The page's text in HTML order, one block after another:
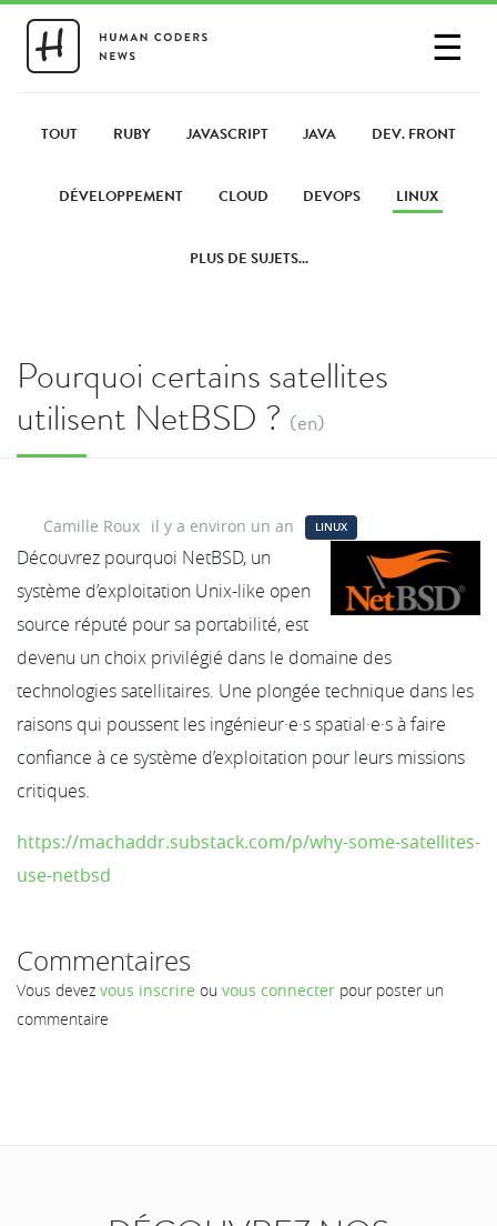
☰
PARTAGER UN LIEN
TOUT RUBY JAVASCRIPT JAVA DEV. FRONT
DÉVELOPPEMENT CLOUD DEVOPS LINUX
PLUS DE SUJETS...
Pourquoi certains satellites
utilisent NetBSD ? (en)
Camille Roux il y a environ un an LINUX
Découvrez pourquoi NetBSD, un
système d’exploitation Unix-like open
source réputé pour sa portabilité, est
devenu un choix privilégié dans le domaine des
technologies satellitaires. Une plongée technique dans les
raisons qui poussent les ingénieur·e·s spatial·e·s à faire
confiance à ce système d’exploitation pour leurs missions
critiques.
https://machaddr.substack.com/p/why-some-satellites-
use-netbsd
Commentaires
Vous devez vous inscrire ou vous connecter pour poster un
commentaire